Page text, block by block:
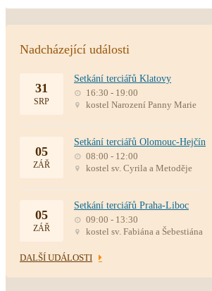
Nadcházející události
31
SRP
Setkání terciářů Klatovy
16:30 - 19:00
kostel Narození Panny Marie
05
ZÁŘ
Setkání terciářů Olomouc-Hejčín
08:00 - 12:00
kostel sv. Cyrila a Metoděje
05
ZÁŘ
Setkání terciářů Praha-Liboc
09:00 - 13:30
kostel sv. Fabiána a Šebestiána
DALŠÍ UDÁLOSTI